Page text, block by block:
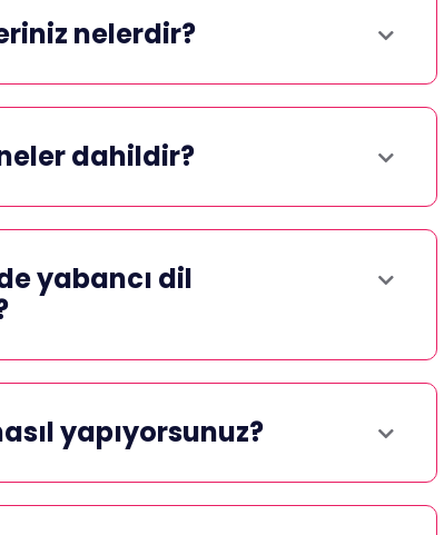
nelerdir?
dahildir?
yabancı dil
yapıyorsunuz?